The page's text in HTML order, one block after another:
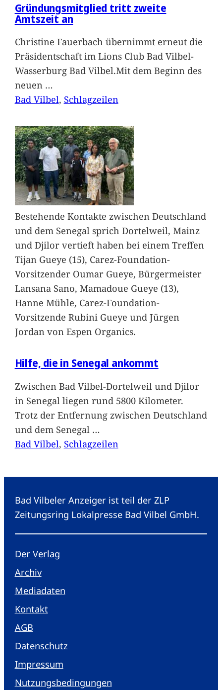
Gründungsmitglied tritt zweite
Amtszeit an
Christine Fauerbach übernimmt erneut die
Präsidentschaft im Lions Club Bad Vilbel-
Wasserburg Bad Vilbel.Mit dem Beginn des
neuen …
Bad Vilbel, Schlagzeilen
Bestehende Kontakte zwischen Deutschland
und dem Senegal sprich Dortelweil, Mainz
und Djilor vertieft haben bei einem Treffen
Tijan Gueye (15), Carez-Foundation-
Vorsitzender Oumar Gueye, Bürgermeister
Lansana Sano, Mamadoue Gueye (13),
Hanne Mühle, Carez-Foundation-
Vorsitzende Rubini Gueye und Jürgen
Jordan von Espen Organics.
Hilfe, die in Senegal ankommt
Zwischen Bad Vilbel-Dortelweil und Djilor
in Senegal liegen rund 5800 Kilometer.
Trotz der Entfernung zwischen Deutschland
und dem Senegal …
Bad Vilbel, Schlagzeilen
Bad Vilbeler Anzeiger ist teil der ZLP
Zeitungsring Lokalpresse Bad Vilbel GmbH.
Der Verlag
Archiv
Mediadaten
Kontakt
AGB
Datenschutz
Impressum
Nutzungsbedingungen